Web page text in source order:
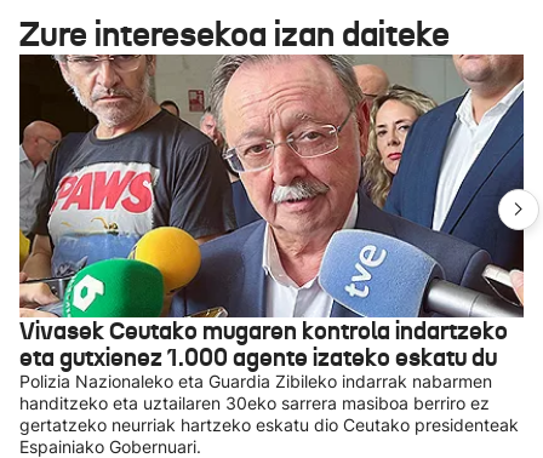
Zure interesekoa izan daiteke
Vivasek Ceutako mugaren kontrola indartzeko
eta gutxienez 1.000 agente izateko eskatu du
Polizia Nazionaleko eta Guardia Zibileko indarrak nabarmen
handitzeko eta uztailaren 30eko sarrera masiboa berriro ez
gertatzeko neurriak hartzeko eskatu dio Ceutako presidenteak
Espainiako Gobernuari.